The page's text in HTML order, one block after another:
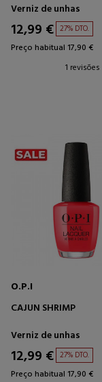
Verniz de unhas
12,99 € 27% DTO.
Preço habitual 17,90 €
1 revisões
O.P.I
CAJUN SHRIMP
Verniz de unhas
12,99 € 27% DTO.
Preço habitual 17,90 €